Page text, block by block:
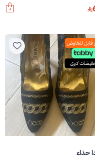
قابل للتفاوض
كبرى
حذاء